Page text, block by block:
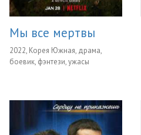
Мы все мертвы
2022, Корея Южная, драма,
боевик, фэнтези, ужасы